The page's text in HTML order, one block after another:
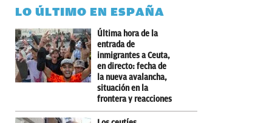
LO ÚLTIMO EN ESPAÑA
Última hora de la
entrada de
inmigrantes a Ceuta,
en directo: fecha de
la nueva avalancha,
situación en la
frontera y reacciones